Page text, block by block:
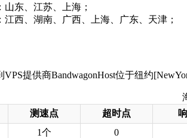
东、江苏、上海；
西、湖南、广西、上海、广东、天津；
测速点 超时点
1个 0